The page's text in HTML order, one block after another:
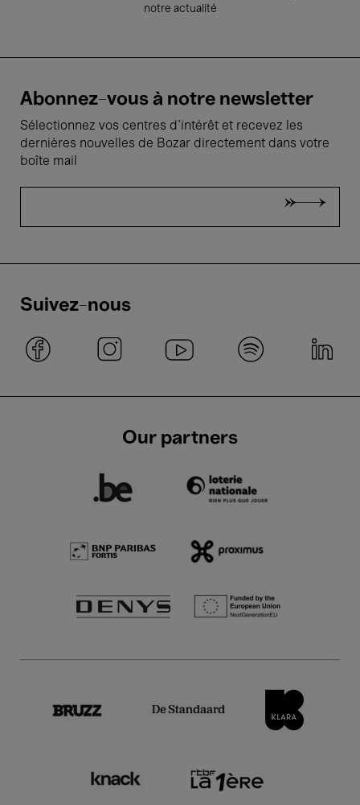
notre actualité
Abonnez-vous à notre newsletter
Sélectionnez vos centres d'intérêt et recevez les
dernières nouvelles de Bozar directement dans votre
boîte mail
Suivez-nous
Our partners